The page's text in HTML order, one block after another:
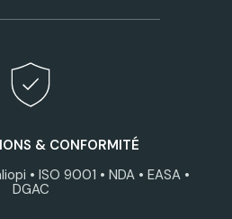
& CONFORMITÉ
• ISO 9001 • NDA • EASA •
DGAC